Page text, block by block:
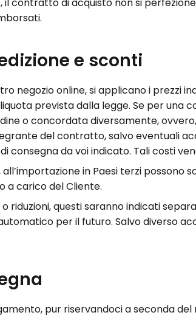
e sconti
negozio online, si applicano i prezzi
prevista dalla legge. Se per una
o concordata diversamente,
del contratto, salvo eventuali
consegna da voi indicato. Tali costi
all’importazione in Paesi terzi
a carico del Cliente.
riduzioni, questi saranno indicati
per il futuro. Salvo diverso
pur riservandoci a seconda